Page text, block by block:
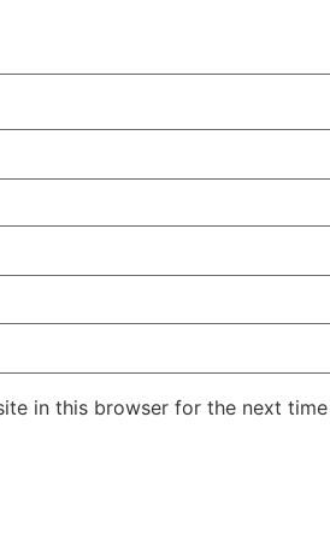
in this browser for the next